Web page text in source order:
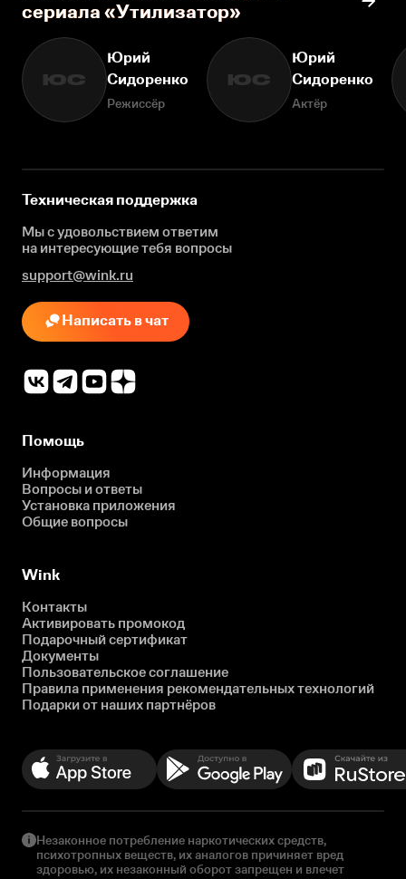
сериала «Утилизатор»
ЮС
Юрий
Сидоренко
Режиссёр
ЮС
Юрий
Сидоренко
Актёр
Техническая поддержка
Мы с удовольствием ответим
на интересующиетебя вопросы
support@wink.ru
Написать в чат
Помощь
Информация
Вопросы и ответы
Установка приложения
Общие вопросы
Wink
Контакты
Активировать промокод
Подарочный сертификат
Документы
Пользовательское соглашение
Правила применения рекомендательных технологий
Подарки от наших партнёров
Незаконное потребление наркотических средств,
психотропных веществ, их аналогов причиняет вред
здоровью, их незаконный оборот запрещен и влечет